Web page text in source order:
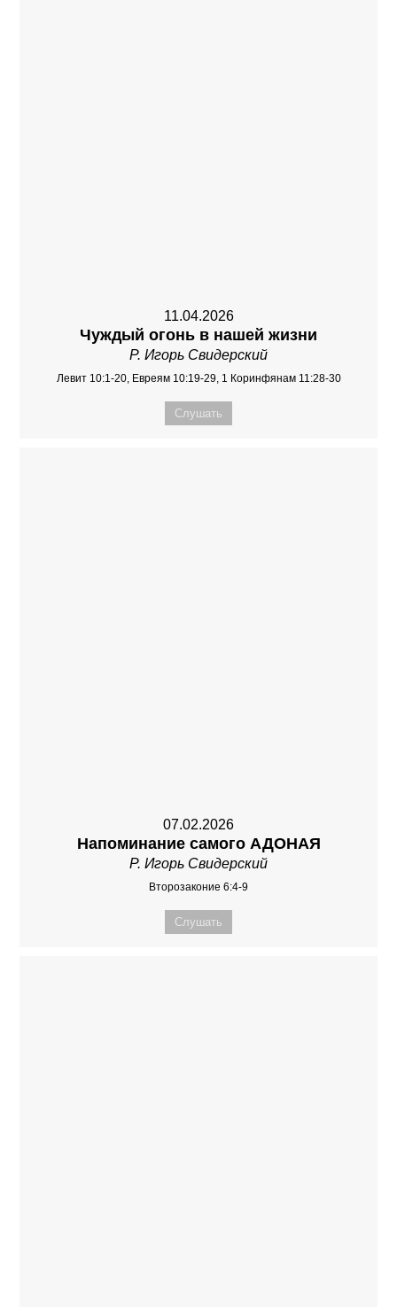
11.04.2026
Чуждый огонь в нашей жизни
Р. Игорь Свидерский
Левит 10:1-20, Евреям 10:19-29, 1 Коринфянам 11:28-30
Слушать
07.02.2026
Напоминание самого АДОНАЯ
Р. Игорь Свидерский
Второзаконие 6:4-9
Слушать